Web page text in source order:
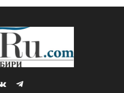
VKontakteTelegram